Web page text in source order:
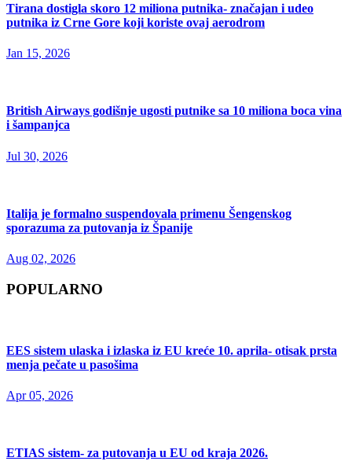
Tirana dostigla skoro 12 miliona putnika- značajan i udeo
putnika iz Crne Gore koji koriste ovaj aerodrom
Jan 15, 2026
British Airways godišnje ugosti putnike sa 10 miliona boca vina
i šampanjca
Jul 30, 2026
Italija je formalno suspendovala primenu Šengenskog
sporazuma za putovanja iz Španije
Aug 02, 2026
POPULARNO
EES sistem ulaska i izlaska iz EU kreće 10. aprila- otisak prsta
menja pečate u pasošima
Apr 05, 2026
ETIAS sistem- za putovanja u EU od kraja 2026.